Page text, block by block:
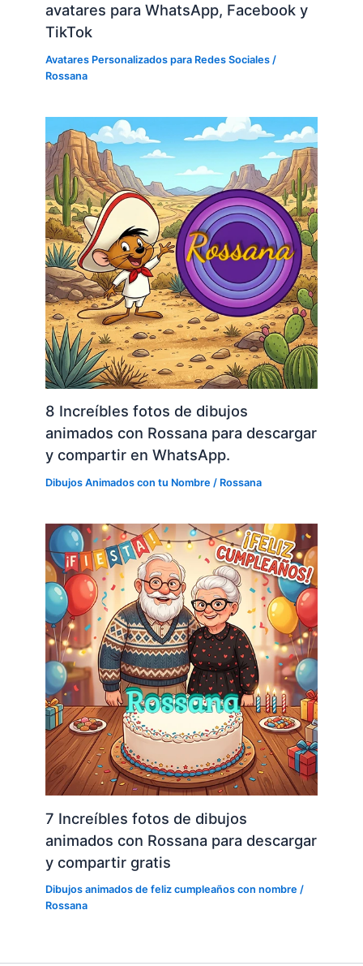
avatares para WhatsApp, Facebook y
TikTok
Avatares Personalizados para Redes Sociales /
Rossana
8 Increíbles fotos de dibujos
animados con Rossana para descargar
y compartir en WhatsApp.
Dibujos Animados con tu Nombre / Rossana
7 Increíbles fotos de dibujos
animados con Rossana para descargar
y compartir gratis
Dibujos animados de feliz cumpleaños con nombre /
Rossana